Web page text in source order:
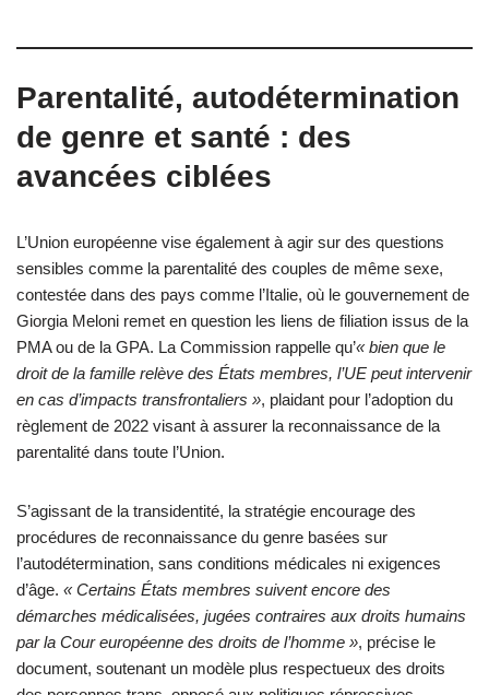
Parentalité, autodétermination
de genre et santé : des
avancées ciblées
L’Union européenne vise également à agir sur des questions
sensibles comme la parentalité des couples de même sexe,
contestée dans des pays comme l’Italie, où le gouvernement de
Giorgia Meloni remet en question les liens de filiation issus de la
PMA ou de la GPA. La Commission rappelle qu’« bien que le
droit de la famille relève des États membres, l’UE peut intervenir
en cas d’impacts transfrontaliers », plaidant pour l’adoption du
règlement de 2022 visant à assurer la reconnaissance de la
parentalité dans toute l’Union.
S’agissant de la transidentité, la stratégie encourage des
procédures de reconnaissance du genre basées sur
l’autodétermination, sans conditions médicales ni exigences
d’âge. « Certains États membres suivent encore des
démarches médicalisées, jugées contraires aux droits humains
par la Cour européenne des droits de l’homme », précise le
document, soutenant un modèle plus respectueux des droits